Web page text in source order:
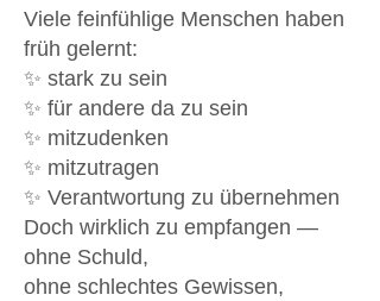
Viele feinfühlige Menschen haben
früh gelernt:
✨ stark zu sein
✨ für andere da zu sein
✨ mitzudenken
✨ mitzutragen
✨ Verantwortung zu übernehmen
Doch wirklich zu empfangen —
ohne Schuld,
ohne schlechtes Gewissen,